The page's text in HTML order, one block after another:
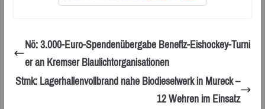
Nö: 3.000-Euro-Spendenübergabe Benefiz-Eishockey-Turni
er an Kremser Blaulichtorganisationen
Stmk: Lagerhallenvollbrand nahe Biodieselwerk in Mureck –
12 Wehren im Einsatz